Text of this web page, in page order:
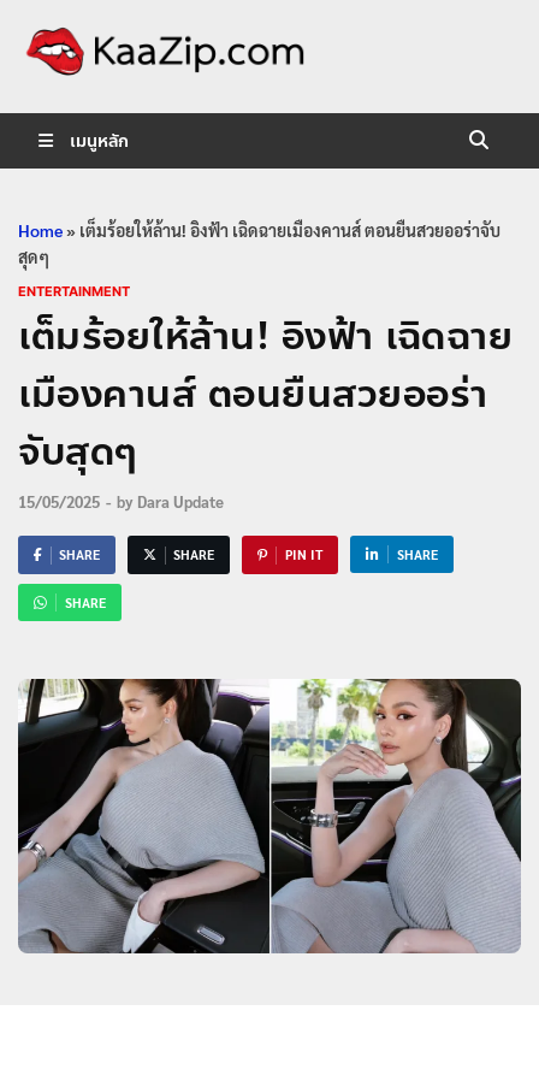
เมนูหลัก
Home» เต็มร้อยให้ล้าน! อิงฟ้า เฉิดฉายเมืองคานส์ ตอนยืนสวยออร่าจับ
สุดๆ
ENTERTAINMENT
เต็มร้อยให้ล้าน! อิงฟ้า เฉิดฉาย
เมืองคานส์ ตอนยืนสวยออร่า
จับสุดๆ
15/05/2025 - by Dara Update
SHARE SHARE PIN IT SHARE
SHARE